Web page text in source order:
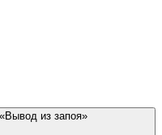
из запоя»